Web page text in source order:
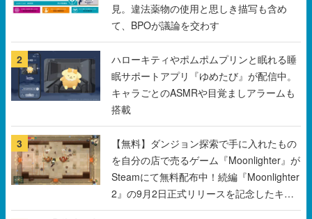
見。違法薬物の使用と思しき描写も含め
て、BPOが議論を交わす
2
ハローキティやポムポムプリンと眠れる睡
眠サポートアプリ『ゆめたび』が配信中。
キャラごとのASMRや目覚ましアラームも
搭載
3
【無料】ダンジョン探索で手に入れたもの
を自分の店で売るゲーム『Moonlighter』が
Steamにて無料配布中！続編『Moonlighter
2』の9月2日正式リリースを記念したキャ
ンペーン